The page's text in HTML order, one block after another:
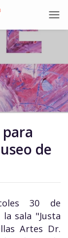
de
30 de
sala "Justa
Artes Dr.